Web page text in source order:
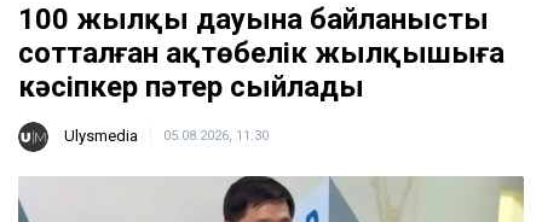
100 жылқы дауына байланысты
сотталған ақтөбелік жылқышыға
кәсіпкер пәтер сыйлады
Ulysmedia 05.08.2026, 11:30